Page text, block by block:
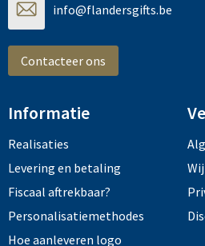
info@flandersgifts.be
Contacteer ons
Informatie
Realisaties
Levering en betaling
Fiscaal aftrekbaar?
Personalisatiemethodes
Hoe aanleveren logo